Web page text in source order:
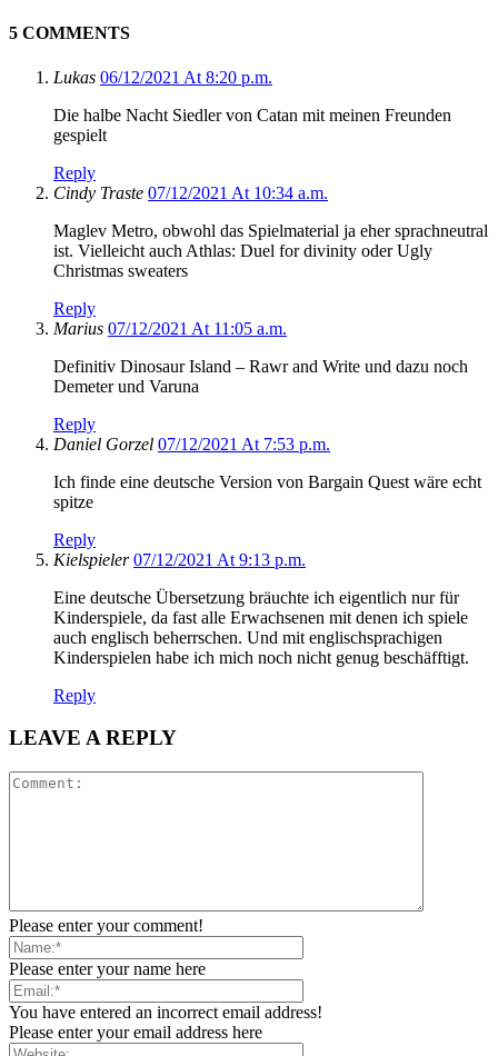
5 COMMENTS
Lukas 06/12/2021 At 8:20 p.m.
Die halbe Nacht Siedler von Catan mit meinen Freunden
gespielt
Reply
Cindy Traste 07/12/2021 At 10:34 a.m.
Maglev Metro, obwohl das Spielmaterial ja eher sprachneutral
ist. Vielleicht auch Athlas: Duel for divinity oder Ugly
Christmas sweaters
Reply
Marius 07/12/2021 At 11:05 a.m.
Definitiv Dinosaur Island – Rawr and Write und dazu noch
Demeter und Varuna
Reply
Daniel Gorzel 07/12/2021 At 7:53 p.m.
Ich finde eine deutsche Version von Bargain Quest wäre echt
spitze
Reply
Kielspieler 07/12/2021 At 9:13 p.m.
Eine deutsche Übersetzung bräuchte ich eigentlich nur für
Kinderspiele, da fast alle Erwachsenen mit denen ich spiele
auch englisch beherrschen. Und mit englischsprachigen
Kinderspielen habe ich mich noch nicht genug beschäfftigt.
Reply
LEAVE A REPLY
Please enter your comment!
Please enter your name here
You have entered an incorrect email address!
Please enter your email address here